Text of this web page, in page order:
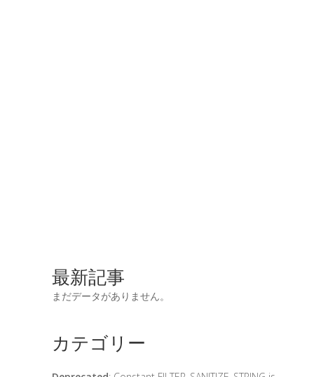
最新記事
まだデータがありません。
カテゴリー